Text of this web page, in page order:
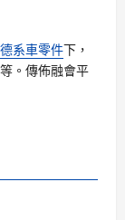
德系車零件下，
。傳佈融會平